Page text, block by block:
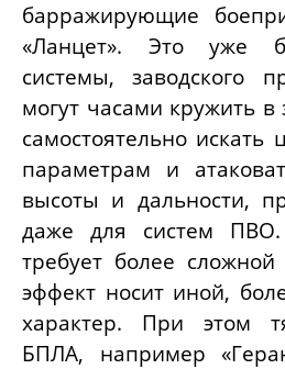
барражирующие
«Ланцет». Это уже
системы, заводского
могут часами кружить
самостоятельно
параметрам и
высоты и дальности,
даже для систем
требует более
эффект носит иной,
характер. При этом
БПЛА, например